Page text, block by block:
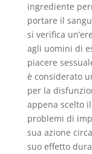
ingrediente
portare il
si verifica
agli uomini di
piacere
è considerato
per la
appena scelto
problemi di
sua azione
suo effetto